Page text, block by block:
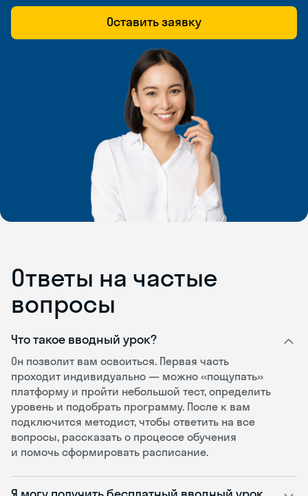
Оставить заявку
Ответы на частые
вопросы
Что такое вводный урок?
Он позволит вам освоиться. Первая часть
проходит индивидуально — можно «пощупать»
платформу и пройти небольшой тест, определить
уровень и подобрать программу. После к вам
подключится методист, чтобы ответить на все
вопросы, рассказать о процессе обучения
и помочь сформировать расписание.